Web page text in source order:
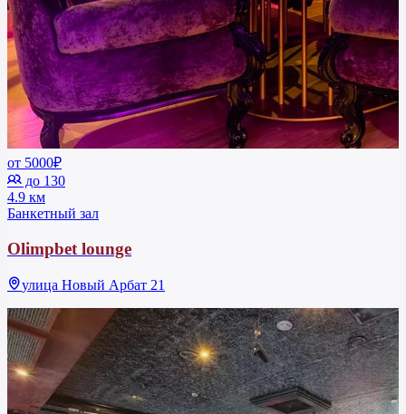
от 5000₽
до 130
4.9 км
Банкетный зал
Olimpbet lounge
улица Новый Арбат 21